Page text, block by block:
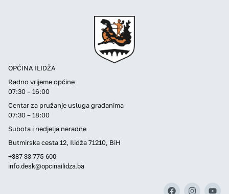
OPĆINA ILIDŽA
Radno vrijeme općine
07:30 – 16:00
Centar za pružanje usluga građanima
07:30 – 18:00
Subota i nedjelja neradne
Butmirska cesta 12, Ilidža 71210, BiH
+387 33 775-600
info.desk@opcinailidza.ba